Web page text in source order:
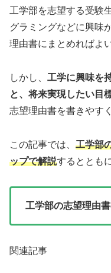
工学部を志望する受験
グラミングなどに興味
理由書にまとめればよ
しかし、 工学に興味を
と、将来実現したい目
志望理由書を書きやす
この記事では、 工学部
ップで解説するととも
工学部の志望理由
関連記事